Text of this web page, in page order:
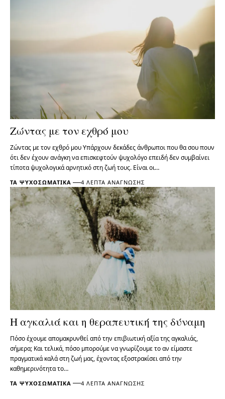
Ζώντας με τον εχθρό μου
Ζώντας με τον εχθρό μου Υπάρχουν δεκάδες άνθρωποι που θα σου πουν
ότι δεν έχουν ανάγκη να επισκεφτούν ψυχολόγο επειδή δεν συμβαίνει
τίποτα ψυχολογικά αρνητικό στη ζωή τους. Είναι οι…
ΤΑ ΨΥΧΟΣΩΜΑΤΙΚΆ 4 ΛΕΠΤΆ ΑΝΆΓΝΩΣΗΣ
Η αγκαλιά και η θεραπευτική της δύναμη
Πόσο έχουμε απομακρυνθεί από την επιβιωτική αξία της αγκαλιάς,
σήμερα; Και τελικά, πόσο μπορούμε να γνωρίζουμε το αν είμαστε
πραγματικά καλά στη ζωή μας, έχοντας εξοστρακίσει από την
καθημερινότητα το…
ΤΑ ΨΥΧΟΣΩΜΑΤΙΚΆ 4 ΛΕΠΤΆ ΑΝΆΓΝΩΣΗΣ